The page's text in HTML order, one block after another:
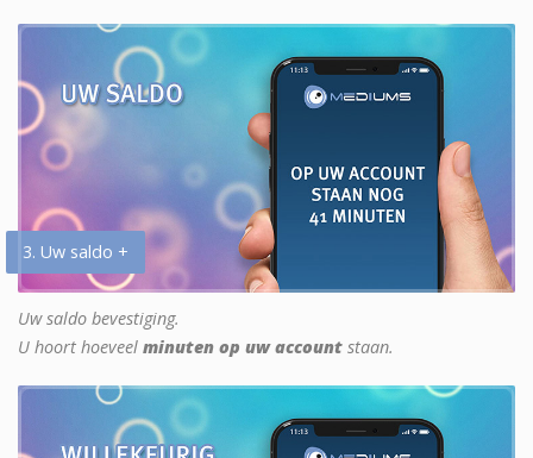
3. Uw saldo +
Uw saldo bevestiging.
U hoort hoeveel minuten op uw account staan.